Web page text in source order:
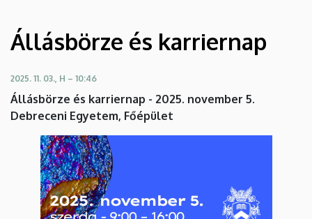
Bölcsészettudományi
Kar
Állásbörze és karriernap
2025. 11. 03., H – 10:46
Állásbörze és karriernap - 2025. november 5.
Debreceni Egyetem, Főépület